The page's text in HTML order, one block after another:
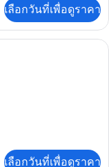
เลือกวันที่เพื่อดูราคา
ด, Wi-Fi, ตกแต่งพิเศษโด
เลือกวันที่เพื่อดูราคา